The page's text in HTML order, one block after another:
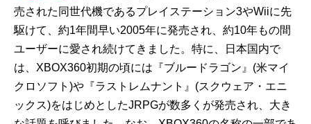
売された同世代機であるプレイステーション3やWiiに先
駆けて、約1年間早い2005年に発売され、約10年もの間
ユーザーに愛され続けてきました。特に、日本国内で
は、XBOX360初期の頃には『ブルードラゴン』(米マイ
クロソフト)や『ラストレムナント』(スクウェア・エニ
ックス)をはじめとしたJRPGが数多くが発売され、大き